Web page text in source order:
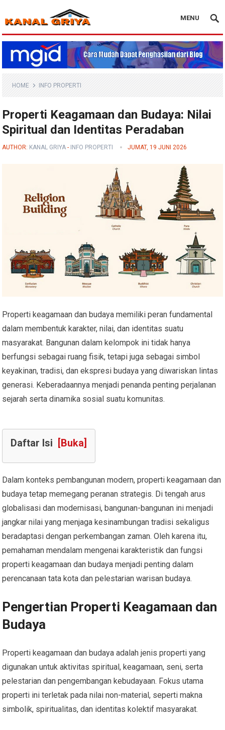
Blog Kanal Griya
MENU
HOME INFO PROPERTI
Properti Keagamaan dan Budaya: Nilai
Spiritual dan Identitas Peradaban
AUTHOR: KANAL GRIYA - INFO PROPERTI JUMAT, 19 JUNI 2026
Properti keagamaan dan budaya memiliki peran fundamental
dalam membentuk karakter, nilai, dan identitas suatu
masyarakat. Bangunan dalam kelompok ini tidak hanya
berfungsi sebagai ruang fisik, tetapi juga sebagai simbol
keyakinan, tradisi, dan ekspresi budaya yang diwariskan lintas
generasi. Keberadaannya menjadi penanda penting perjalanan
sejarah serta dinamika sosial suatu komunitas.
Daftar Isi [Buka]
Dalam konteks pembangunan modern, properti keagamaan dan
budaya tetap memegang peranan strategis. Di tengah arus
globalisasi dan modernisasi, bangunan-bangunan ini menjadi
jangkar nilai yang menjaga kesinambungan tradisi sekaligus
beradaptasi dengan perkembangan zaman. Oleh karena itu,
pemahaman mendalam mengenai karakteristik dan fungsi
properti keagamaan dan budaya menjadi penting dalam
perencanaan tata kota dan pelestarian warisan budaya.
Pengertian Properti Keagamaan dan
Budaya
Properti keagamaan dan budaya adalah jenis properti yang
digunakan untuk aktivitas spiritual, keagamaan, seni, serta
pelestarian dan pengembangan kebudayaan. Fokus utama
properti ini terletak pada nilai non-material, seperti makna
simbolik, spiritualitas, dan identitas kolektif masyarakat.